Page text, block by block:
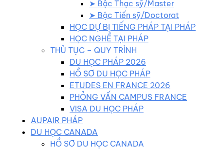
➤ Bậc Thạc sỹ/Master
➤ Bậc Tiến sỹ/Doctorat
HỌC DỰ BỊ TIẾNG PHÁP TẠI PHÁP
HỌC NGHỀ TẠI PHÁP
THỦ TỤC – QUY TRÌNH
DU HỌC PHÁP 2026
HỒ SƠ DU HỌC PHÁP
ETUDES EN FRANCE 2026
PHỎNG VẤN CAMPUS FRANCE
VISA DU HỌC PHÁP
AUPAIR PHÁP
DU HỌC CANADA
HỒ SƠ DU HỌC CANADA